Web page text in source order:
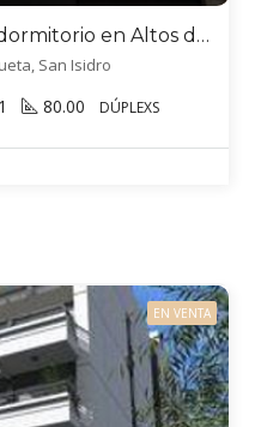
Dúplex en venta de 1 dormitorio en Altos de la Horqueta
San Isidro
1 80.00 DÚPLEXS
EN VENTA